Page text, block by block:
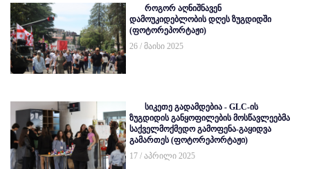
როგორ აღნიშნავენ
დამოუკიდებლობის დღეს ზუგდიდში
(ფოტორეპორტაჟი)
26 / მაისი 2025
სიკეთე გადამდებია - GLC-ის
ზუგდიდის განყოფილების მოსწავლეებმა
საქველმოქმედო გამოფენა-გაყიდვა
გამართეს (ფოტორეპორტაჟი)
17 / აპრილი 2025